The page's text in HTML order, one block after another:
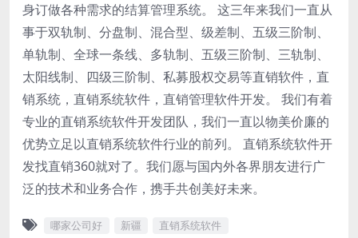
身订做各种需求的结算管理系统。 这三年来我们一直从
事于双轨制、分盘制、混合型、级差制、五级三阶制、
单轨制、全球一条线、多轨制、五级三阶制、三轨制、
太阳线制、四级三阶制、私募股权交易等直销软件，直
销系统，直销系统软件，直销管理软件开发。 我们有着
专业的直销系统软件开发团队，我们一直以物美价廉的
优势立足以直销系统软件行业的前列。 直销系统软件开
发找直销360就对了。我们愿与国内外各界朋友进行广
泛的技术和业务合作，携手共创美好未来。
哪家公司好 新疆 直销系统软件